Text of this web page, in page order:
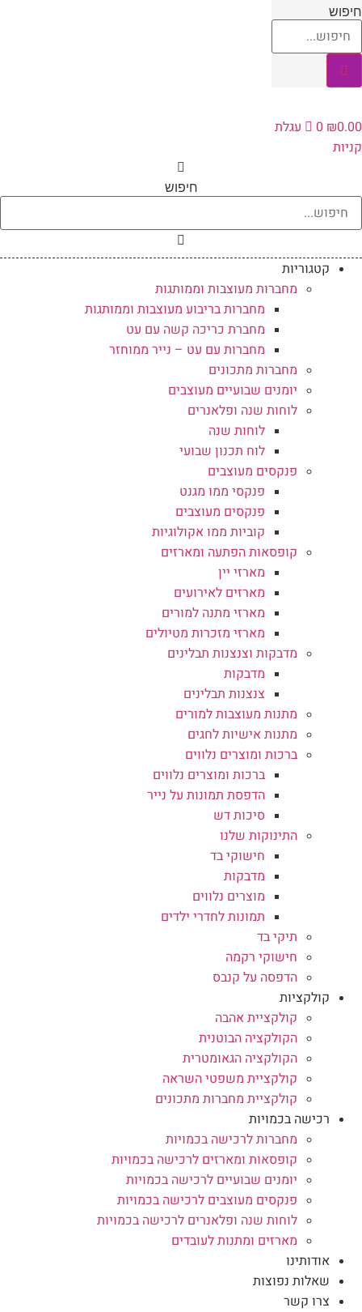
₪
0
עגלת
חיפוש
קטגוריות
מחברות מעוצבות וממותגות
מחברות בריבוע מעוצבות וממותגות
מחברת כריכה קשה עם עט
מחברות עם עט – נייר ממוחזר
מחברות מתכונים
יומנים שבועיים מעוצבים
לוחות שנה ופלאנרים
לוחות שנה
לוח תכנון שבועי
פנקסים מעוצבים
פנקסי ממו מגנט
פנקסים מעוצבים
קוביות ממו אקולוגיות
קופסאות הפתעה ומארזים
מארזי יין
מארזים לאירועים
מארזי מתנה למורים
מארזי מזכרות מטיולים
מדבקות וצנצנות תבלינים
מדבקות
צנצנות תבלינים
מתנות מעוצבות למורים
מתנות אישיות לחגים
ברכות ומוצרים נלווים
ברכות ומוצרים נלווים
הדפסת תמונות על נייר
סיכות דש
התינוקות שלנו
חישוקי בד
מדבקות
מוצרים נלווים
תמונות לחדרי ילדים
תיקי בד
חישוקי רקמה
הדפסה על קנבס
קולקציות
קולקציית אהבה
הקולקציה הבוטנית
הקולקציה הגאומטרית
קולקציית משפטי השראה
קולקציית מחברות מתכונים
רכישה בכמויות
מחברות לרכישה בכמויות
קופסאות ומארזים לרכישה בכמויות
יומנים שבועיים לרכישה בכמויות
פנקסים מעוצבים לרכישה בכמויות
לוחות שנה ופלאנרים לרכישה בכמויות
מארזים ומתנות לעובדים
אודותינו
שאלות נפוצות
צרו קשר